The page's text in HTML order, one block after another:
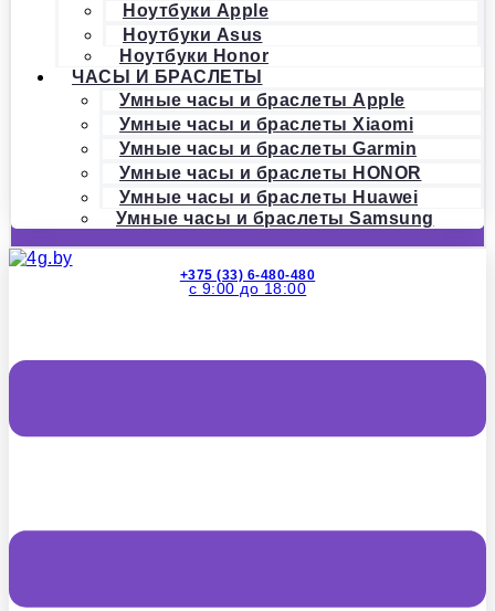
Ноутбуки Apple
Ноутбуки Asus
Ноутбуки Honor
ЧАСЫ И БРАСЛЕТЫ
Умные часы и браслеты Apple
Умные часы и браслеты Xiaomi
Умные часы и браслеты Garmin
Умные часы и браслеты HONOR
Умные часы и браслеты Huawei
Умные часы и браслеты Samsung
+375 (33) 6-480-480
с 9:00 до 18:00